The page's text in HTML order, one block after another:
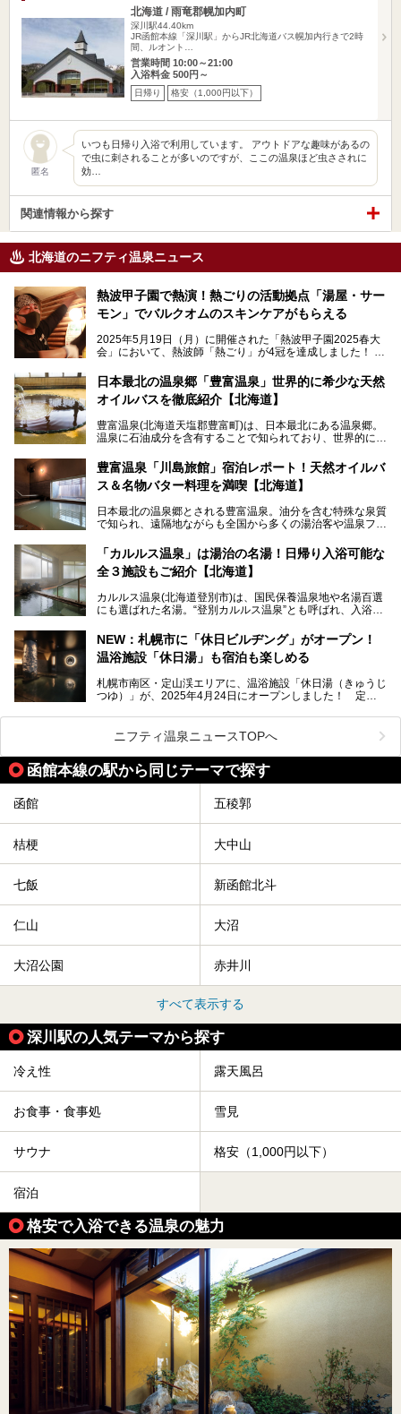
北海道 / 雨竜郡幌加内町
深川駅44.40km
JR函館本線「深川駅」からJR北海道バス幌加内行きで2時
間、ルオント…
営業時間 10:00～21:00
入浴料金 500円～
日帰り 格安（1,000円以下）
匿名
いつも日帰り入浴で利用しています。 アウトドアな趣味があるの
で虫に刺されることが多いのですが、ここの温泉ほど虫さされに
効…
関連情報から探す
北海道のニフティ温泉ニュース
熱波甲子園で熱演！熱ごりの活動拠点「湯屋・サー
モン」でバルクオムのスキンケアがもらえる
2025年5月19日（月）に開催された「熱波甲子園2025春大
会」において、熱波師「熱ごり」が4冠を達成しました！
動拠点である北海道の銭湯「湯屋・サーモン」にて、メンズ
スキンケアブランド バルクオムの「ONE DAY KIT」を数量
限定でプレゼントいたします。
で、ぜひお試しください。※6月13日配布開始、なくなり次
第終了
───
提供元：株式会社バルクオム【PR】
この記事は株式会社バルクオム商品のPR記事です。
日本最北の温泉郷「豊富温泉」世界的に希少な天然
オイルバスを徹底紹介【北海道】
豊富温泉(北海道天塩郡豊富町)は、日本最北にある温泉郷。
温泉に石油成分を含有することで知られており、世界的にも
に特効があると言われ、遠隔地ながらも全国から湯治・療養
目的で多くの人々が訪れます。
地体験し、独自の視点で豊富温泉の“天然オイルバス”をレポ
ート。温泉地概要や日帰り入浴施設をはじめ、宿泊施設・ア
豊富温泉「川島旅館」宿泊レポート！天然オイルバ
ス＆名物バター料理を満喫【北海道】
日本最北の温泉郷とされる豊富温泉。油分を含む特殊な泉質
で知られ、遠隔地ながらも全国から多くの湯治客や温泉ファ
「川島旅館」は、豊富温泉の開湯当初から営業する老舗旅
館。とりわけ温泉の良さと名物のバター料理に定評があり、
の温泉や料理をはじめ、パブリックスペース・客室など宿の
全貌を徹底的にご紹介します！
「カルルス温泉」は湯治の名湯！日帰り入浴可能な
全３施設もご紹介【北海道】
カルルス温泉(北海道登別市)は、国民保養温泉地や名湯百選
にも選ばれた名湯。“登別カルルス温泉”とも呼ばれ、入浴剤
豊かな登別温泉とは対照的な存在で、今も湯治場的な要素が
残る閑静な温泉地です。
地体験し、カルルス温泉をご紹介。温泉地の概要や泉質解説
をはじめ、日帰り入浴可能な全３施設の紹介・周辺観光・ア
NEW：札幌市に「休日ビルヂング」がオープン！
温浴施設「休日湯」も宿泊も楽しめる
札幌市南区・定山渓エリアに、温浴施設「休日湯（きゅうじ
つゆ）」が、2025年4月24日にオープンしました！ 定山
この施設は、温泉・サウナの「休日湯」・ラウンジの「THE
LOUNGE DAYOF」・グルメ「休日洋麺店」・ホテル「エク
スクラメーションホテル」で構成された、まさに大人の癒し
空間。
今回は、そんな「休日ビルヂング」の魅力を5つのポイント
ニフティ温泉ニュースTOPへ
函館本線の駅から同じテーマで探す
函館 五稜郭
桔梗 大中山
七飯 新函館北斗
仁山 大沼
大沼公園 赤井川
すべて表示する
深川駅の人気テーマから探す
冷え性 露天風呂
お食事・食事処 雪見
サウナ 格安（1,000円以下）
宿泊
格安で入浴できる温泉の魅力